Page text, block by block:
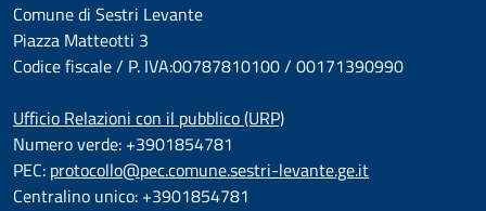
Comune di Sestri Levante
Piazza Matteotti 3
Codice fiscale / P. IVA:00787810100 / 00171390990
Ufficio Relazioni con il pubblico (URP)
Numero verde: +3901854781
PEC: protocollo@pec.comune.sestri-levante.ge.it
Centralino unico: +3901854781